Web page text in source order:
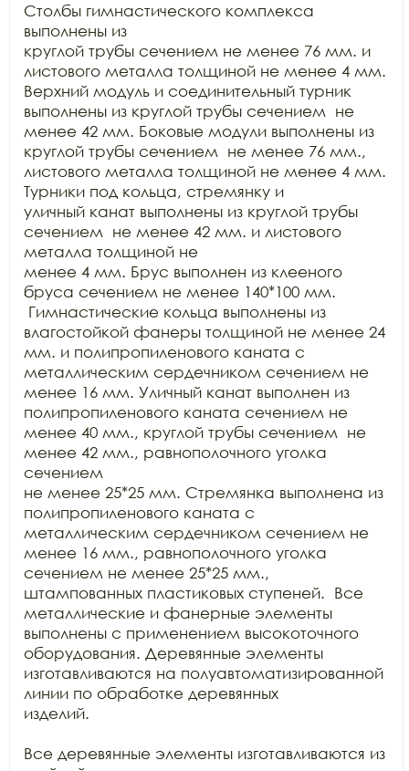
Столбы гимнастического комплекса
выполнены из
круглой трубы сечением не менее 76 мм. и
листового металла толщиной не менее 4 мм.
Верхний модуль и соединительный турник
выполнены из круглой трубы сечением  не
менее 42 мм. Боковые модули выполнены из
круглой трубы сечением  не менее 76 мм.,
листового металла толщиной не менее 4 мм.
Турники под кольца, стремянку и
уличный канат выполнены из круглой трубы
сечением  не менее 42 мм. и листового
металла толщиной не
менее 4 мм. Брус выполнен из клееного
бруса сечением не менее 140*100 мм.
Гимнастические кольца выполнены из
влагостойкой фанеры толщиной не менее 24
мм. и полипропиленового каната с
металлическим сердечником сечением не
менее 16 мм. Уличный канат выполнен из
полипропиленового каната сечением не
менее 40 мм., круглой трубы сечением  не
менее 42 мм., равнополочного уголка
сечением
не менее 25*25 мм. Стремянка выполнена из
полипропиленового каната с
металлическим сердечником сечением не
менее 16 мм., равнополочного уголка
сечением не менее 25*25 мм.,
штампованных пластиковых ступеней.  Все
металлические и фанерные элементы
выполнены с применением высокоточного
оборудования. Деревянные элементы
изготавливаются на полуавтоматизированной
линии по обработке деревянных
изделий.
Все деревянные элементы изготавливаются из